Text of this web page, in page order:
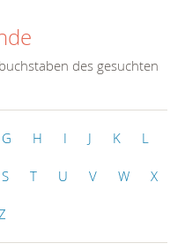
des gesuchten
G H I J K L
S T U V W X
Z